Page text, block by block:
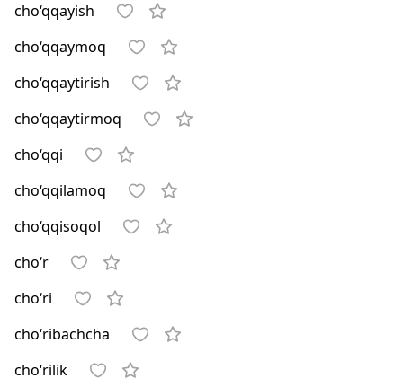
cho‘qqayish
cho‘qqaymoq
cho‘qqaytirish
cho‘qqaytirmoq
cho‘qqi
cho‘qqilamoq
cho‘qqisoqol
cho‘r
cho‘ri
cho‘ribachcha
cho‘rilik